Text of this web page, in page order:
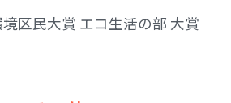
区民大賞 エコ生活の部 大賞